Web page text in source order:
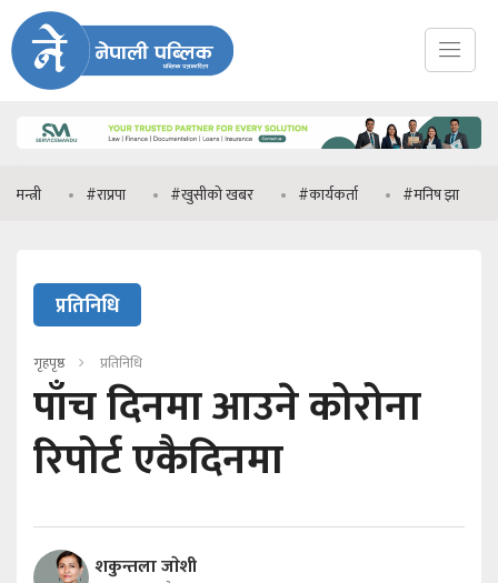
#राप्रपा #खुसीको खबर #कार्यकर्ता #मनिष झा
प्रतिनिधि
गृहपृष्ठ प्रतिनिधि
पाँच दिनमा आउने कोरोना
रिपोर्ट एकैदिनमा
शकुन्तला जाेशी